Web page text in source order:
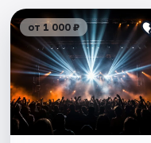
от 1 000 ₽